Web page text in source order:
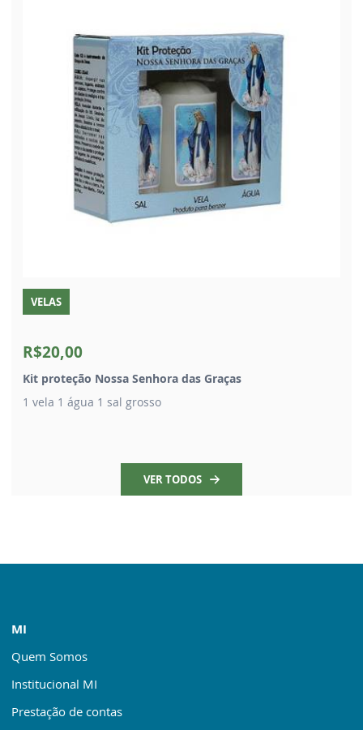
VELAS
R$20,00
Kit proteção Nossa Senhora das Graças
1 vela 1 água 1 sal grosso
VER TODOS
MI
Quem Somos
Institucional MI
Prestação de contas